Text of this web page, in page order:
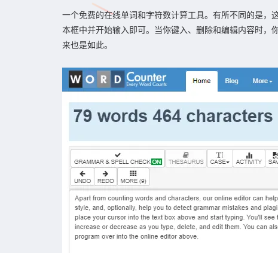
一个免费的在线单词和字符数计算工具。有所不同的是
本框中并开始输入即可。当你键入、删除和编辑内容时，
来也是如此。